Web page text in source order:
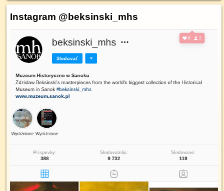
Instagram @beksinski_mhs